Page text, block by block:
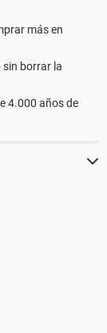
más en
sin borrar la
4.000 años de